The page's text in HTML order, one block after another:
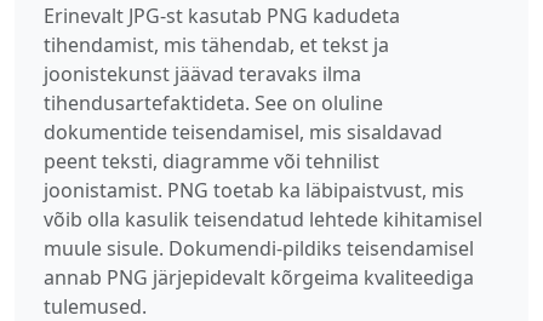
Erinevalt JPG-st kasutab PNG kadudeta
tihendamist, mis tähendab, et tekst ja
joonistekunst jäävad teravaks ilma
tihendusartefaktideta. See on oluline
dokumentide teisendamisel, mis sisaldavad
peent teksti, diagramme või tehnilist
joonistamist. PNG toetab ka läbipaistvust, mis
võib olla kasulik teisendatud lehtede kihitamisel
muule sisule. Dokumendi-pildiks teisendamisel
annab PNG järjepidevalt kõrgeima kvaliteediga
tulemused.